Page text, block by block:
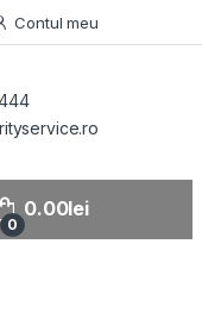
Contul meu
0
0.00lei